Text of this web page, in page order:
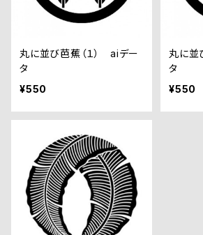
丸に並び芭蕉（１） aiデー
タ
¥550
丸に並
タ
¥550